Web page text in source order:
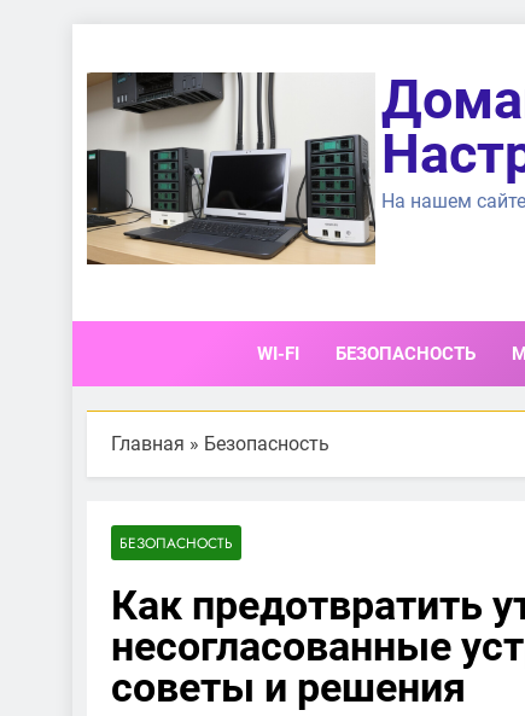
содержимому
На нашем
WI-FI БЕЗОПАСНОСТЬ
Главная » Безопасность
БЕЗОПАСНОСТЬ
Как предотвратить
несогласованные
советы и решения